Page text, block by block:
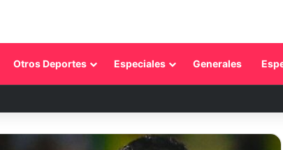
Otros Deportes Especiales Generales